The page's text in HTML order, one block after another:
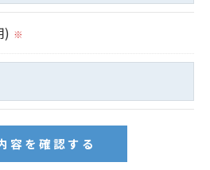
) ※